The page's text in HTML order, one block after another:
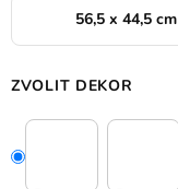
56,5 x 44,5 cm
ZVOLIT DEKOR